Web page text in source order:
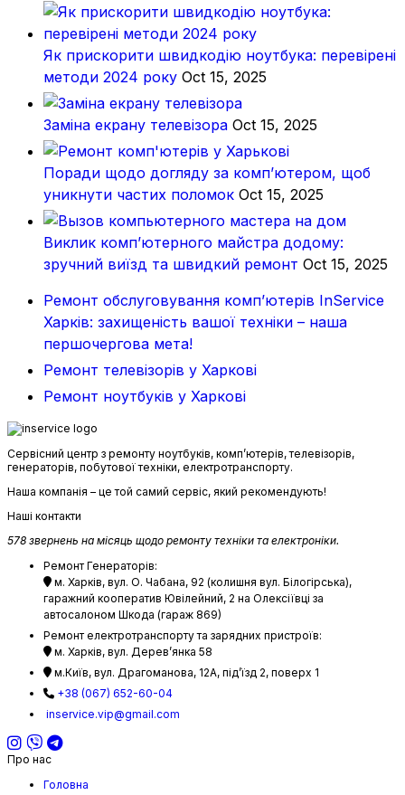
Як прискорити швидкодію ноутбука: перевірені
методи 2024 року Oct 15, 2025
Заміна екрану телевізора Oct 15, 2025
Поради щодо догляду за комп’ютером, щоб
уникнути частих поломок Oct 15, 2025
Виклик комп’ютерного майстра додому:
зручний виїзд та швидкий ремонт Oct 15, 2025
Ремонт обслуговування комп’ютерів InService
Харків: захищеність вашої техніки – наша
першочергова мета!
Ремонт телевізорів у Харкові
Ремонт ноутбуків у Харкові
Сервісний центр з ремонту ноутбуків, комп’ютерів, телевізорів,
генераторів, побутової техніки, електротранспорту.
Наша компанія – це той самий сервіс, який рекомендують!
Наші контакти
578 звернень на місяць щодо ремонту техніки та електроніки.
Ремонт Генераторів:
м. Харків, вул. О. Чабана, 92 (колишня вул. Білогірська),
гаражний кооператив Ювілейний, 2 на Олексіївці за
автосалоном Шкода (гараж 869)
Ремонт електротранспорту та зарядних пристроїв:
м. Харків, вул. Дерев’янка 58
м.Київ, вул. Драгоманова, 12А, підʼїзд 2, поверх 1
+38 (067) 652-60-04
inservice.vip@gmail.com
Про нас
Головна